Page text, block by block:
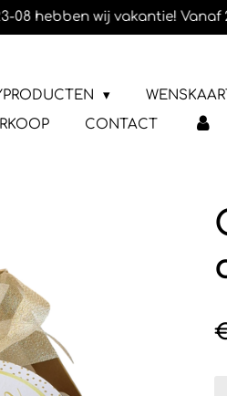
08 hebben wij vakantie!
CONTACT